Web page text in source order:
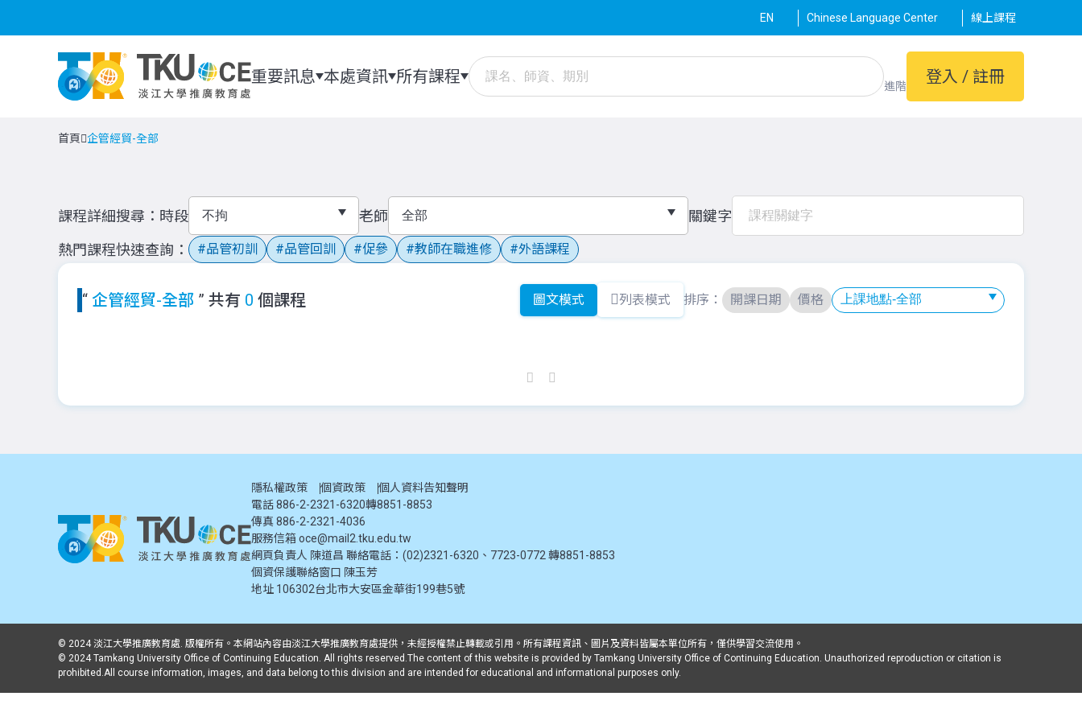
EN Chinese Language Center 線上課程
重要訊息 本處資訊 所有課程 進階 登入 / 註冊
首頁 企管經貿-全部
課程詳細搜尋 時段 老師
關鍵字
熱門課程快速查詢
品管初訓 品管回訓 促參 教師在職進修 外語課程
“ 企管經貿-全部 ” 共有 0 個課程 圖文模式 列表模式 排序： 開課日期 價格
隱私權政策 個資政策
個人資料告知聲明
電話 886-2-2321-6320轉8851-8853
傳真 886-2-2321-4036
服務信箱 oce@mail2.tku.edu.tw
網頁負責人 陳道昌 聯絡電話：(02)2321-6320、7723-0772 轉8851-8853
個資保護聯絡窗口 陳玉芳
地址 106302台北市大安區金華街199巷5號
© 2024 淡江大學推廣教育處. 版權所有。本網站內容由淡江大學推廣教育處提供，未經授權禁止轉載或引用。所有課程資訊、圖片及資料皆屬本單位所有，僅供學習交流使用。
© 2024 Tamkang University Office of Continuing Education. All rights reserved.The content of this website is provided by Tamkang University Office of Continuing Education. Unauthorized reproduction or citation is
prohibited.All course information, images, and data belong to this division and are intended for educational and informational purposes only.